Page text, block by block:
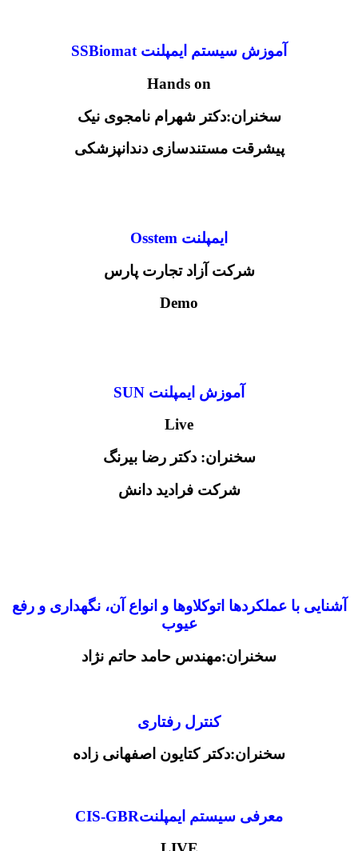
آموزش سیستم ایمپلنت SSBiomat
Hands on
سخنران:دکتر شهرام نامجوی نیک
پیشرقت مستندسازی دندانپزشکی
ایمپلنت Osstem
شرکت آزاد تجارت پارس
Demo
آموزش ایمپلنت SUN
Live
سخنران: دکتر رضا بیرنگ
شرکت فرادید دانش
آشنایی با عملکردها اتوکلاوها و انواع آن، نگهداری و رفع
عیوب
سخنران:مهندس حامد حاتم نژاد
کنترل رفتاری
سخنران:دکتر کتایون اصفهانی زاده
معرفی سیستم ایمپلنتCIS-GBR